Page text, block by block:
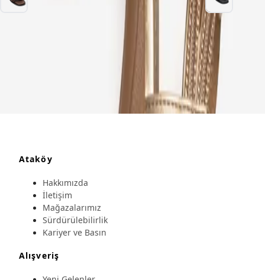
Ataköy
Hakkımızda
İletişim
Mağazalarımız
Sürdürülebilirlik
Kariyer ve Basın
Alışveriş